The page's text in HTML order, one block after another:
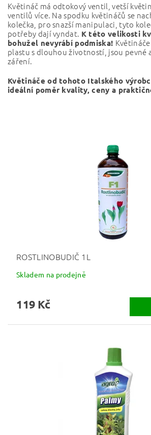
Květináč má odtokový ventil, vetší
ventilů více. Na spodku květináčů se
kolečka, pro snazší manipulaci, tyto
potřeby dají vyndat. K této velikosti
bohužel nevyrábí podmiska!
plastu s dlouhou životností, jsou pevné
záření.
Květináče od tohoto Italského
ideální poměr kvality, ceny a
ROSTLINOBUDIČ 1L
Skladem na prodejně
119 Kč